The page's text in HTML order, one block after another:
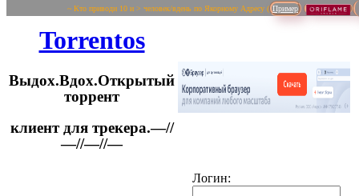
~ Кто приводи 10 и > человек/вдень по Якорному Адресу ( Пример
Torrentos
Выдох.Вдох.Открытый
торрент
Логин: